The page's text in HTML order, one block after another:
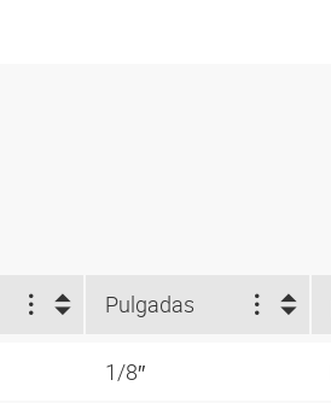
Pulgadas
1/8″